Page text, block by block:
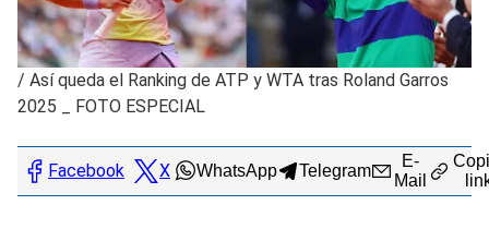
/ Así queda el Ranking de ATP y WTA tras Roland Garros
2025 _ FOTO ESPECIAL
Facebook X WhatsApp Telegram
E-
Mail